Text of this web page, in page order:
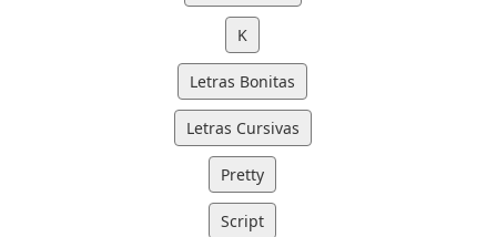
K
Letras Bonitas
Letras Cursivas
Pretty
Script